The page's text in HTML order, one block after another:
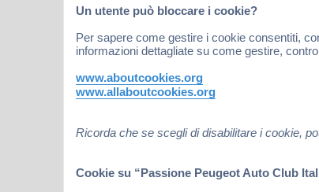
Un utente può bloccare i cookie?
Per sapere come gestire i cookie consentiti,
informazioni dettagliate su come gestire,
www.aboutcookies.org
www.allaboutcookies.org
Ricorda che se scegli di disabilitare i cookie,
Cookie su “Passione Peugeot Auto Club